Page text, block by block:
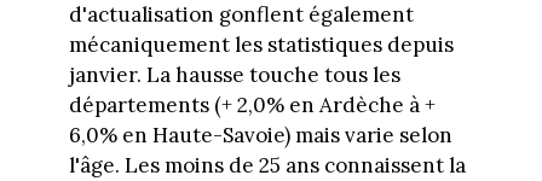
d'actualisation gonflent également
mécaniquement les statistiques depuis
janvier. La hausse touche tous les
départements (+ 2,0% en Ardèche à +
6,0% en Haute-Savoie) mais varie selon
l'âge. Les moins de 25 ans connaissent la